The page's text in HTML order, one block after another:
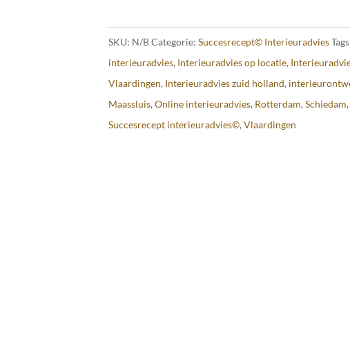
SKU: N/BCategorie:Succesrecept© Interieuradvies
interieuradvies, Interieuradvies op locatie,
Vlaardingen, Interieuradvies zuid holland,
Maassluis,Online interieuradvies, Rotterdam,Schiedam,
Succesrecept interieuradvies©,Vlaardingen